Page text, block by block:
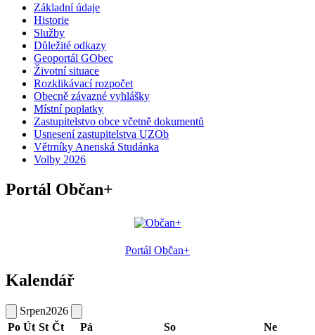
Základní údaje
Historie
Služby
Důležité odkazy
Geoportál GObec
Životní situace
Rozklikávací rozpočet
Obecně závazné vyhlášky
Místní poplatky
Zastupitelstvo obce včetně dokumentů
Usnesení zastupitelstva UZOb
Větrníky Anenská Studánka
Volby 2026
Portál Občan+
Portál Občan+
Kalendář
Srpen2026
Po Út St Čt Pá So Ne